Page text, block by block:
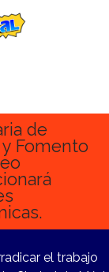
de
y Fomento
el trabajo